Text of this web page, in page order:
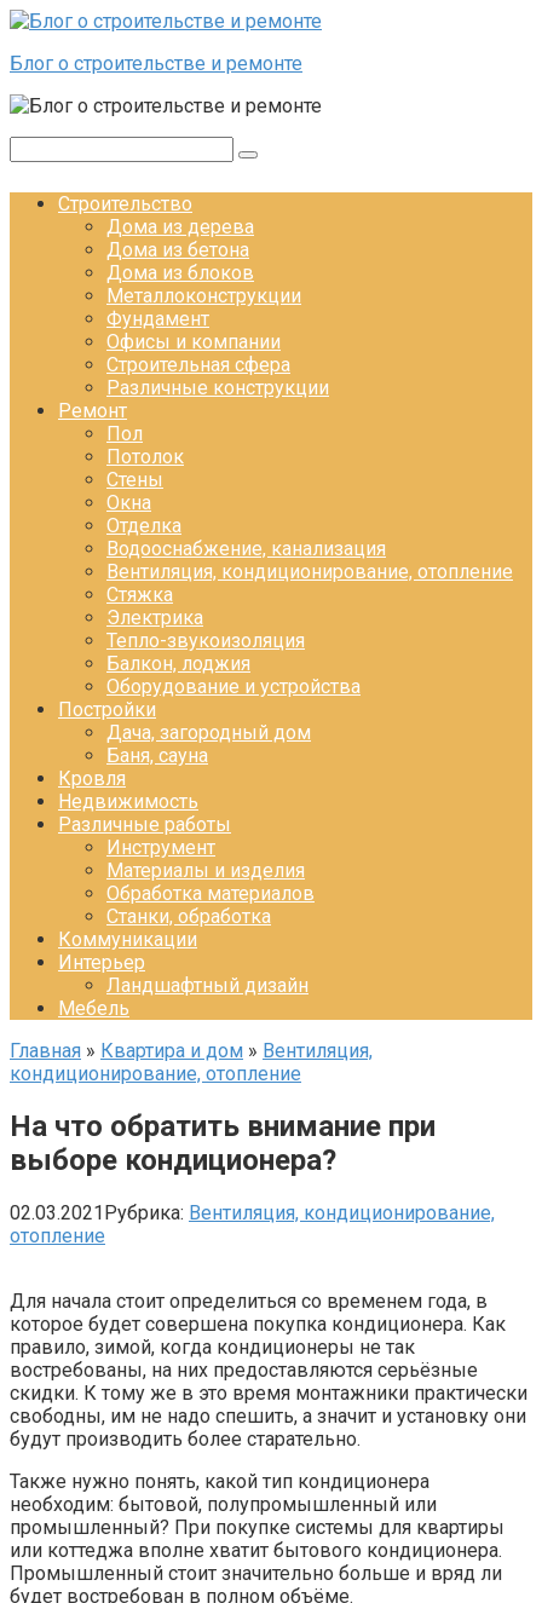
Перейти к контенту
Блог о строительстве и ремонте
Строительство
Дома из дерева
Дома из бетона
Дома из блоков
Металлоконструкции
Фундамент
Офисы и компании
Строительная сфера
Различные конструкции
Ремонт
Пол
Потолок
Стены
Окна
Отделка
Водооснабжение, канализация
Вентиляция, кондиционирование, отопление
Стяжка
Электрика
Тепло-звукоизоляция
Балкон, лоджия
Оборудование и устройства
Постройки
Дача, загородный дом
Баня, сауна
Кровля
Недвижимость
Различные работы
Инструмент
Материалы и изделия
Обработка материалов
Станки, обработка
Коммуникации
Интерьер
Ландшафтный дизайн
Мебель
Главная » Квартира и дом » Вентиляция,
кондиционирование, отопление
На что обратить внимание при
выборе кондиционера?
02.03.2021Рубрика: Вентиляция, кондиционирование,
отопление
Для начала стоит определиться со временем года, в
которое будет совершена покупка кондиционера. Как
правило, зимой, когда кондиционеры не так
востребованы, на них предоставляются серьёзные
скидки. К тому же в это время монтажники практически
свободны, им не надо спешить, а значит и установку они
будут производить более старательно.
Также нужно понять, какой тип кондиционера
необходим: бытовой, полупромышленный или
промышленный? При покупке системы для квартиры
или коттеджа вполне хватит бытового кондиционера.
Промышленный стоит значительно больше и вряд ли
будет востребован в полном объёме.